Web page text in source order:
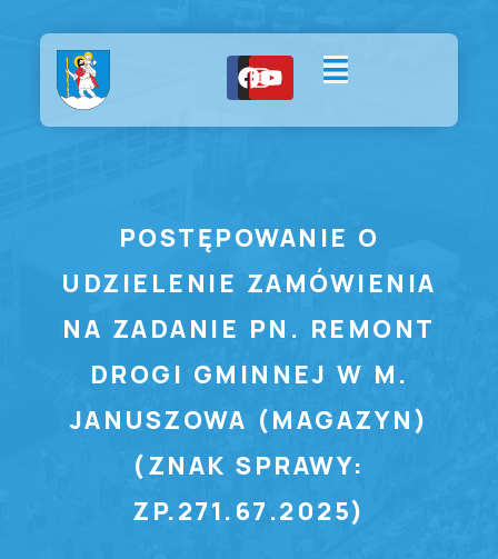
POSTĘPOWANIE O
UDZIELENIE ZAMÓWIENIA
NA ZADANIE PN. REMONT
DROGI GMINNEJ W M.
JANUSZOWA (MAGAZYN)
(ZNAK SPRAWY:
ZP.271.67.2025)